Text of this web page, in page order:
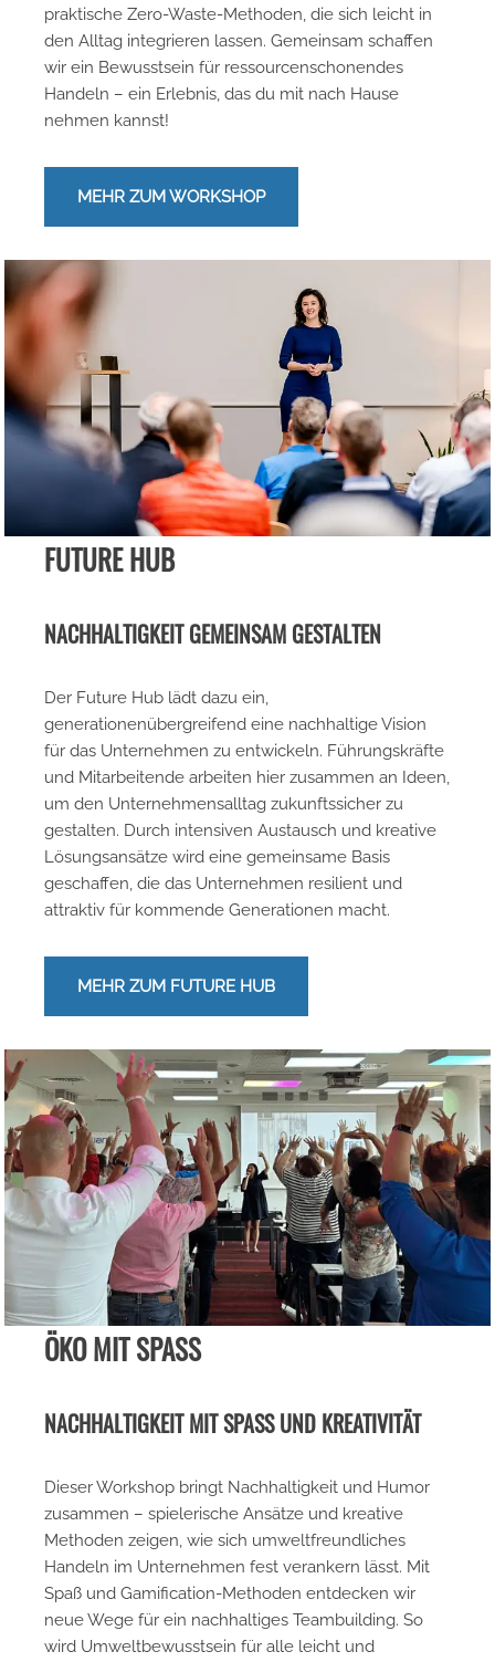
praktische Zero-Waste-Methoden, die sich leicht in
den Alltag integrieren lassen. Gemeinsam schaffen
wir ein Bewusstsein für ressourcenschonendes
Handeln – ein Erlebnis, das du mit nach Hause
nehmen kannst!
MEHR ZUM WORKSHOP
FUTURE HUB
NACHHALTIGKEIT GEMEINSAM GESTALTEN
Der Future Hub lädt dazu ein,
generationenübergreifend eine nachhaltige Vision
für das Unternehmen zu entwickeln. Führungskräfte
und Mitarbeitende arbeiten hier zusammen an Ideen,
um den Unternehmensalltag zukunftssicher zu
gestalten. Durch intensiven Austausch und kreative
Lösungsansätze wird eine gemeinsame Basis
geschaffen, die das Unternehmen resilient und
attraktiv für kommende Generationen macht.
MEHR ZUM FUTURE HUB
ÖKO MIT SPASS
NACHHALTIGKEIT MIT SPASS UND KREATIVITÄT
Dieser Workshop bringt Nachhaltigkeit und Humor
zusammen – spielerische Ansätze und kreative
Methoden zeigen, wie sich umweltfreundliches
Handeln im Unternehmen fest verankern lässt. Mit
Spaß und Gamification-Methoden entdecken wir
neue Wege für ein nachhaltiges Teambuilding. So
wird Umweltbewusstsein für alle leicht und